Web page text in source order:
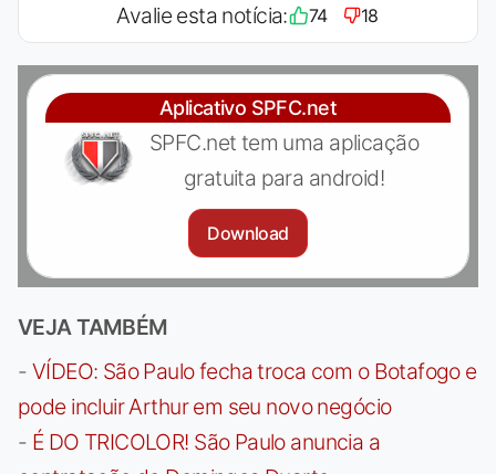
Avalie esta notícia: 74 18
Aplicativo SPFC.net
SPFC.net tem uma aplicação
gratuita para android!
Download
VEJA TAMBÉM
- VÍDEO: São Paulo fecha troca com o Botafogo e
pode incluir Arthur em seu novo negócio
- É DO TRICOLOR! São Paulo anuncia a